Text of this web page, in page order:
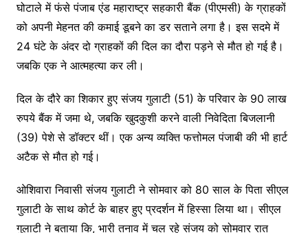
घोटाले में फंसे पंजाब एंड महाराष्ट्र सहकारी बैंक (पीएमसी) के ग्राहकों
को अपनी मेहनत की कमाई डूबने का डर सताने लगा है। इस सदमे में
24 घंटे के अंदर दो ग्राहकों की दिल का दौरा पड़ने से मौत हो गई है।
जबकि एक ने आत्महत्या कर ली।
दिल के दौरे का शिकार हुए संजय गुलाटी (51) के परिवार के 90 लाख
रुपये बैंक में जमा थे, जबकि खुदकुशी करने वाली निवेदिता बिजलानी
(39) पेशे से डॉक्टर थीं। एक अन्य व्यक्ति फत्तोमल पंजाबी की भी हार्ट
अटैक से मौत हो गई।
ओशिवारा निवासी संजय गुलाटी ने सोमवार को 80 साल के पिता सीएल
गुलाटी के साथ कोर्ट के बाहर हुए प्रदर्शन में हिस्सा लिया था। सीएल
गुलाटी ने बताया कि, भारी तनाव में चल रहे संजय को सोमवार रात